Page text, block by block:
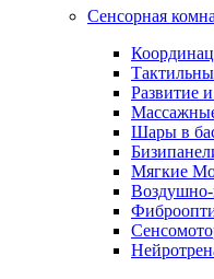
Сенсорная
Развитие
Шары в
Мягкие
Воздушно-